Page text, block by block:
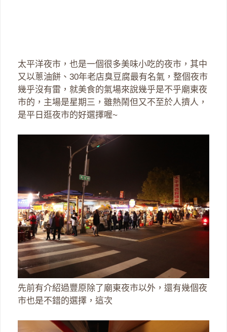
太平洋夜市，也是一個很多美味小吃的夜市，其中
又以蔥油餅、30年老店臭豆腐最有名氣，整個夜市
幾乎沒有雷，就美食的氣場來說幾乎是不乎廟東夜
市的，主場是星期三，雖熱鬧但又不至於人擠人，
是平日逛夜市的好選擇喔~
先前有介紹過豐原除了廟東夜市以外，還有幾個夜
市也是不錯的選擇，這次